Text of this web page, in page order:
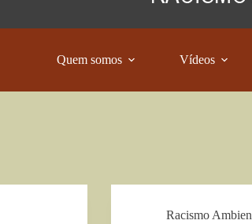
Quem somos Vídeos
Racismo